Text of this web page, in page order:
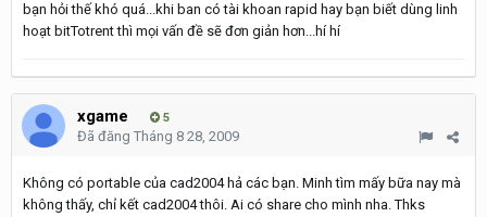
bạn hỏi thế khó quá...khi ban có tài khoan rapid hay bạn biết dùng linh
hoạt bitTotrent thì mọi vấn đề sẽ đơn giản hơn...hí hí
xgame 5
Đã đăng Tháng 8 28, 2009
Không có portable của cad2004 hả các bạn. Minh tìm mấy bữa nay mà
không thấy, chỉ kết cad2004 thôi. Ai có share cho mình nha. Thks